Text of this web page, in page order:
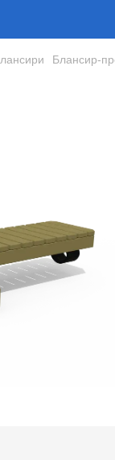
Блансир-